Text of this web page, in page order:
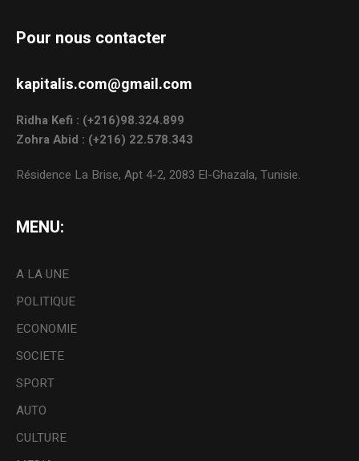
Pour nous contacter
kapitalis.com@gmail.com
Ridha Kefi : (+216)98.324.899
Zohra Abid : (+216) 22.578.343
Résidence La Brise, Apt 4-2, 2083 El-Ghazala, Tunisie.
MENU:
A LA UNE
POLITIQUE
ECONOMIE
SOCIETE
SPORT
AUTO
CULTURE